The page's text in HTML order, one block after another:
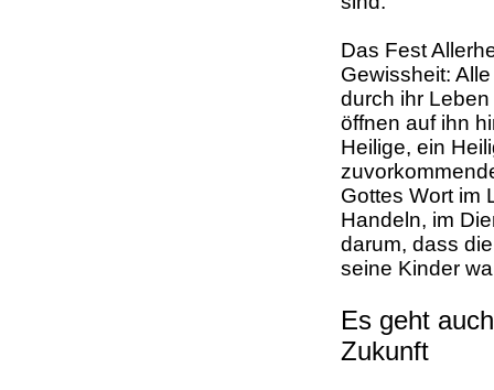
Das Fest
Gewissheit:
durch ihr
öffnen auf ihn
Heilige, ein
Gottes Wort im
Handeln, im
darum, dass
seine Kinder
Es geht
Zukunft